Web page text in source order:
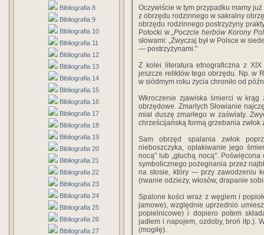
Bibliografia 8
Bibliografia 9
Bibliografia 10
Bibliografia 11
Bibliografia 12
Bibliografia 13
Bibliografia 14
Bibliografia 15
Bibliografia 16
Bibliografia 17
Bibliografia 18
Bibliografia 19
Bibliografia 20
Bibliografia 21
Bibliografia 22
Bibliografia 23
Bibliografia 24
Bibliografia 25
Bibliografia 26
Bibliografia 27
Oczywi­ście w tym przypadku mamy
z obrzędu ro­dzinnego w sakralny
obrzędu rodzinnego po­strzyżyny
Potocki w„Poczcie herbów Korony
słowami: „Zwyczaj był w Polsce w
— postrzyżynami."
Z kolei literatura etno­graficzna z
jeszcze reliktów tego obrzędu. Np. w
w siódmym roku życia chroniło od
Wkroczenie zjawiska śmierci w krąg
obrzędowe. Zmarłych Słowianie
miał duszę zmarłego w zaświaty.
chrześcijańską formą grzebania zwłok
Sam obrzęd spalania zwłok
nieboszczyka, opłakiwanie jego
nocą" lub „głuchą nocą".
symbolicznego pożegnania przez
na sto­sie, który — przy zawodzeniu
(rwanie odzieży, włosów, drapanie
Spalone kości wraz z węglem i
jamo­we), względnie uprzednio
popielnicowe) i do­piero potem
jadłem i napojem, ozdoby, broń itp.).
(mogiłę).